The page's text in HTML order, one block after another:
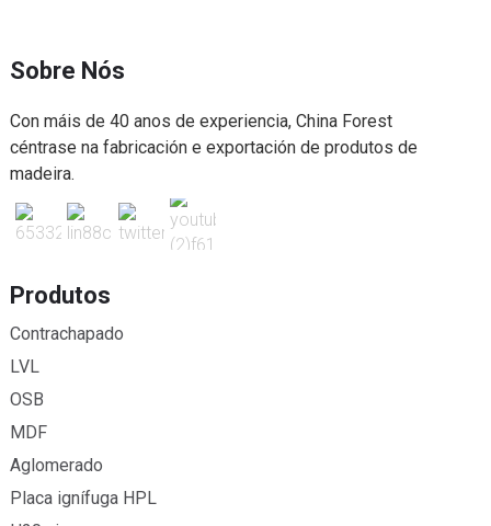
Sobre Nós
Con máis de 40 anos de experiencia, China Forest
céntrase na fabricación e exportación de produtos de
madeira.
Produtos
Contrachapado
LVL
OSB
MDF
Aglomerado
Placa ignífuga HPL